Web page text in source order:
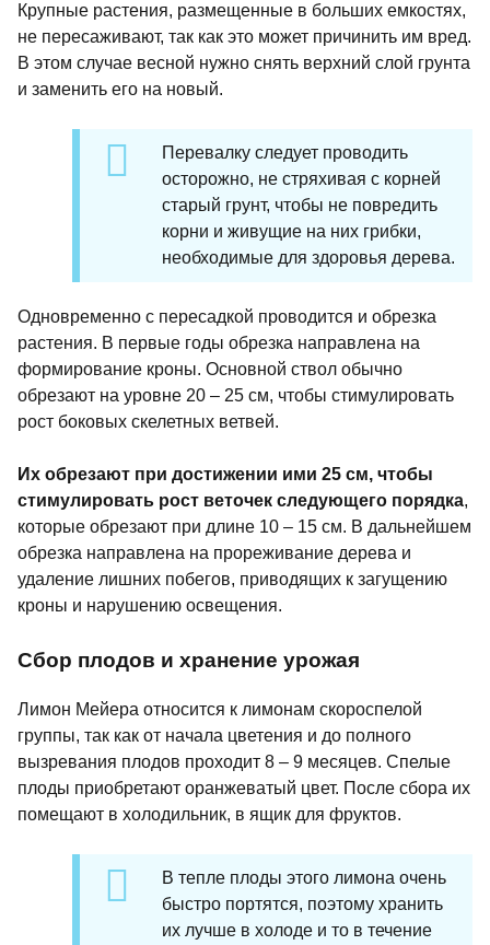
Крупные растения, размещенные в больших емкостях,
не пересаживают, так как это может причинить им вред.
В этом случае весной нужно снять верхний слой грунта
и заменить его на новый.
Перевалку следует проводить
осторожно, не стряхивая с корней
старый грунт, чтобы не повредить
корни и живущие на них грибки,
необходимые для здоровья дерева.
Одновременно с пересадкой проводится и обрезка
растения. В первые годы обрезка направлена на
формирование кроны. Основной ствол обычно
обрезают на уровне 20 – 25 см, чтобы стимулировать
рост боковых скелетных ветвей.
Их обрезают при достижении ими 25 см, чтобы
стимулировать рост веточек следующего порядка,
которые обрезают при длине 10 – 15 см. В дальнейшем
обрезка направлена на прореживание дерева и
удаление лишних побегов, приводящих к загущению
кроны и нарушению освещения.
Сбор плодов и хранение урожая
Лимон Мейера относится к лимонам скороспелой
группы, так как от начала цветения и до полного
вызревания плодов проходит 8 – 9 месяцев. Спелые
плоды приобретают оранжеватый цвет. После сбора их
помещают в холодильник, в ящик для фруктов.
В тепле плоды этого лимона очень
быстро портятся, поэтому хранить
их лучше в холоде и то в течение